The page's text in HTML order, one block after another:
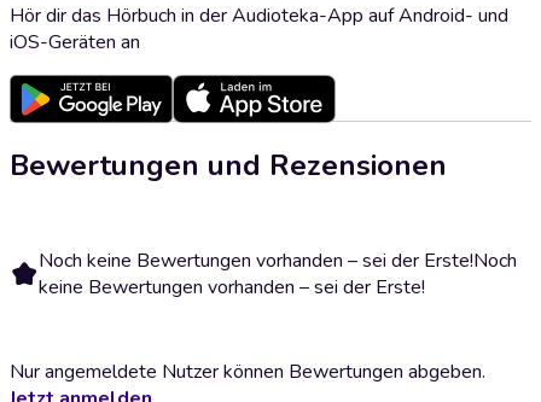
Hör dir das Hörbuch in der Audioteka-App auf Android- und
iOS-Geräten an
Bewertungen und Rezensionen
Noch keine Bewertungen vorhanden – sei der Erste!Noch
keine Bewertungen vorhanden – sei der Erste!
Nur angemeldete Nutzer können Bewertungen abgeben.